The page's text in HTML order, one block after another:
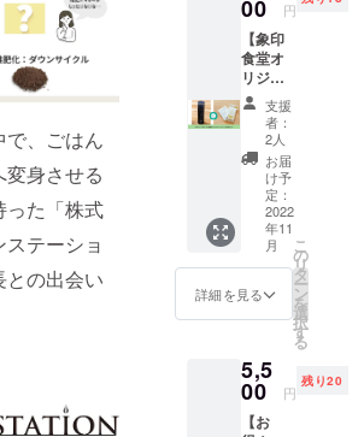
、ごはん
変身させる
った「株式
テーショ
との出会い
お届け
商品の
ラベル
に表記
されま
す
在籍す
るお
店、金
子商店
さんに
ブラン
ドして
頂いた
「象印
食堂の
お米」
２種
と、金
賞健康
米を
セット
で実際
に提供
してい
るお米3
スタン
ブラー
1点
（SX-
DN30Z
D AZ グ
ラデー
ション
ネイ
ビー
300ml
サイズ)
・お礼
メッ
セージ
ラデー
ション
ネイ
ビー柄
00 円
【象印
食堂オ
リジナ
ル ステ
ンレス
マグと
セット
コー
ス】 ・
ごはん
で作っ
た除菌
ウエッ
ト
ティッ
シュ 10
テンレ
スマグ
＜スク
リュー
支援
者：
2人
お届
け予
定：
2022
年11
月
詳細を見る
こ
の
リ
タ
ー
ン
を
選
択
す
る
5,5
00 円
残り20
【お